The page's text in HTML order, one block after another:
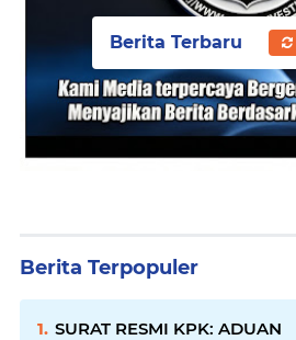
Berita Terpopuler
SURAT RESMI KPK: ADUAN
Berita Terbaru